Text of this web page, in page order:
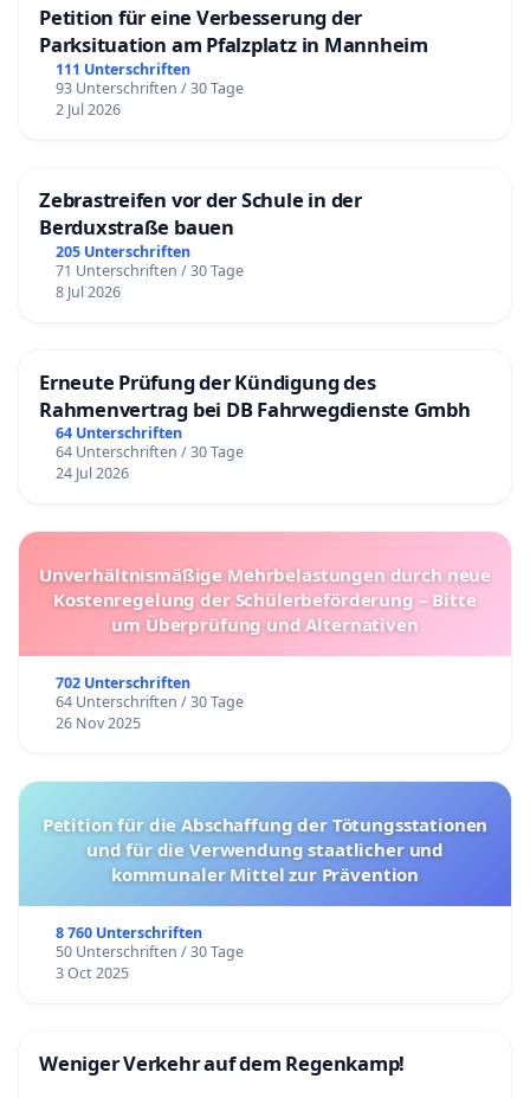
Petition für eine Verbesserung der
Parksituation am Pfalzplatz in Mannheim
111 Unterschriften
93 Unterschriften / 30 Tage
2 Jul 2026
Zebrastreifen vor der Schule in der
Berduxstraße bauen
205 Unterschriften
71 Unterschriften / 30 Tage
8 Jul 2026
Erneute Prüfung der Kündigung des
Rahmenvertrag bei DB Fahrwegdienste Gmbh
64 Unterschriften
64 Unterschriften / 30 Tage
24 Jul 2026
Unverhältnismäßige Mehrbelastungen durch neue
Kostenregelung der Schülerbeförderung – Bitte
um Überprüfung und Alternativen
702 Unterschriften
64 Unterschriften / 30 Tage
26 Nov 2025
Petition für die Abschaffung der Tötungsstationen
und für die Verwendung staatlicher und
kommunaler Mittel zur Prävention
8 760 Unterschriften
50 Unterschriften / 30 Tage
3 Oct 2025
Weniger Verkehr auf dem Regenkamp!